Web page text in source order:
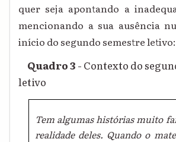
quer seja apontando a
mencionando a sua ausência
início do segundo semestre letivo:
Quadro 3 - Contexto do
letivo
Tem algumas histórias muito
realidade deles. Quando o